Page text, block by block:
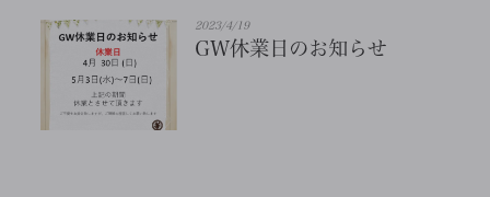
2023/4/19
GW休業日のお知らせ